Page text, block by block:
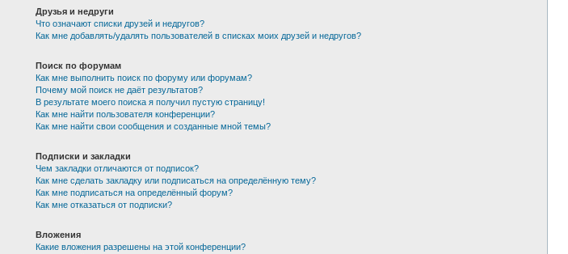
Друзья и недруги
Что означают списки друзей и недругов?
Как мне добавлять/удалять пользователей в списках моих друзей и недругов?
Поиск по форумам
Как мне выполнить поиск по форуму или форумам?
Почему мой поиск не даёт результатов?
В результате моего поиска я получил пустую страницу!
Как мне найти пользователя конференции?
Как мне найти свои сообщения и созданные мной темы?
Подписки и закладки
Чем закладки отличаются от подписок?
Как мне сделать закладку или подписаться на определённую тему?
Как мне подписаться на определённый форум?
Как мне отказаться от подписки?
Вложения
Какие вложения разрешены на этой конференции?